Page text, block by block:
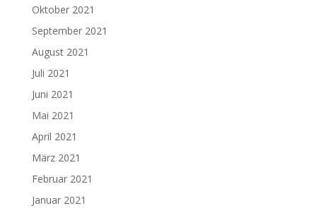
Oktober 2021
September 2021
August 2021
Juli 2021
Juni 2021
Mai 2021
April 2021
März 2021
Februar 2021
Januar 2021